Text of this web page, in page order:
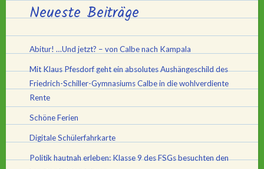
Neueste Beiträge
Abitur! …Und jetzt? – von Calbe nach Kampala
Mit Klaus Pfesdorf geht ein absolutes Aushängeschild des
Friedrich-Schiller-Gymnasiums Calbe in die wohlverdiente
Rente
Schöne Ferien
Digitale Schülerfahrkarte
Politik hautnah erleben: Klasse 9 des FSGs besuchten den